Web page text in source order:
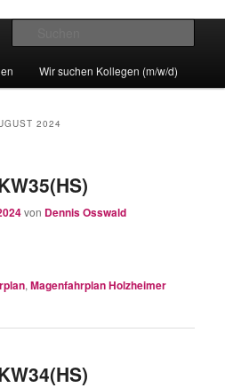
Wir suchen Kollegen (m/w/d)
2024
von Dennis Osswald
,Magenfahrplan Holzheimer